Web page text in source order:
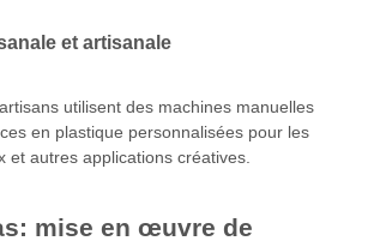
et artisanale
utilisent des machines manuelles
en plastique personnalisées pour les
et autres applications créatives.
mise en œuvre de